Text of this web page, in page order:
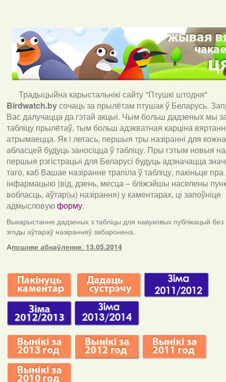
Традыцыйна карыстальнікі сайту "Птушкі штодня"
Birdwatch.byсочаць за прылётам птушак ў Беларусь.
Вас далучацца да гэтай акцыі. Чым больш дадзеных мы
табліцу прылётаў, тым больш адэкватная карціна
атрымаецца. Як і летась, першыя тры назіранні для
абласцей будуць заносіцца ў табліцу. Пры гэтым новыя
першыя рэгістрацыі для Беларусі будуць адзначацца
таго, каб Вашае назіранне трапіла ў табліцу, пакіньце пра
інфармацыю (від, дзень, месца – бліжэйшы населены
вобласць, аўтар(ы) назірання) у каментарах, ці запоўніце
адмысловуюформу.
Выкарыстанне дадзеных з табліцы для навуковых публікацый без
згоды аўтараў назіранняў забаронена.
Апошняе абнаўленне: 13.05.2014